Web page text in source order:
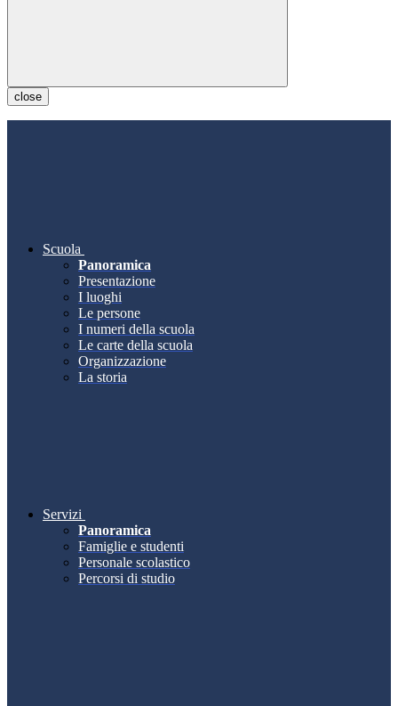
close
Scuola
Panoramica
Presentazione
I luoghi
Le persone
I numeri della scuola
Le carte della scuola
Organizzazione
La storia
Servizi
Panoramica
Famiglie e studenti
Personale scolastico
Percorsi di studio